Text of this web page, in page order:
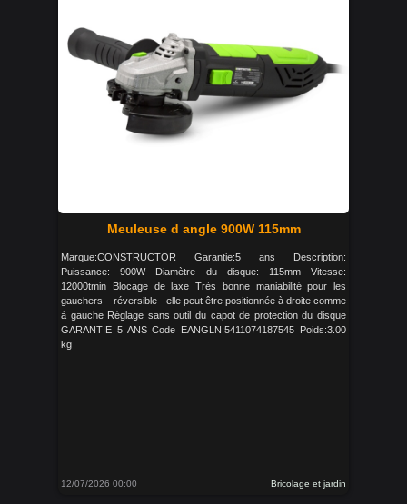
Meuleuse d angle 900W 115mm
Marque:CONSTRUCTOR Garantie:5 ans Description:
Puissance: 900W Diamètre du disque: 115mm Vitesse:
12000tmin Blocage de laxe Très bonne maniabilité pour les
gauchers – réversible - elle peut être positionnée à droite comme
à gauche Réglage sans outil du capot de protection du disque
GARANTIE 5 ANS Code EANGLN:5411074187545 Poids:3.00
kg
12/07/2026 00:00 Bricolage et jardin